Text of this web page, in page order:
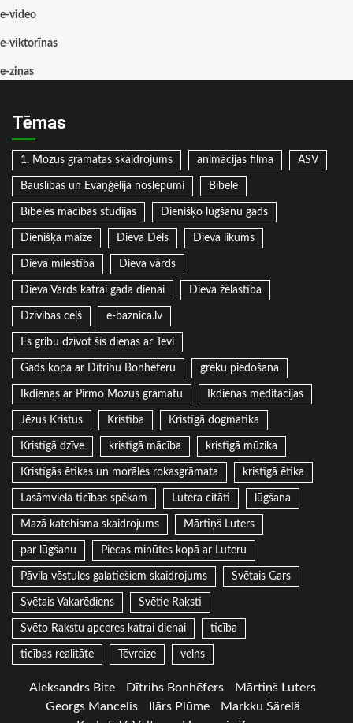
e-video
e-viktorīnas
e-ziņas
Tēmas
1. Mozus grāmatas skaidrojums animācijas filma ASV
Bauslības un Evaņģēlija noslēpumi Bībele
Bībeles mācības studijas Dienišķo lūgšanu gads
Dienišķā maize Dieva Dēls Dieva likums
Dieva mīlestība Dieva vārds
Dieva Vārds katrai gada dienai Dieva žēlastība
Dzīvības ceļš e-baznica.lv
Es gribu dzīvot šīs dienas ar Tevi
Gads kopa ar Dītrihu Bonhēferu grēku piedošana
Ikdienas ar Pirmo Mozus grāmatu Ikdienas meditācijas
Jēzus Kristus Kristība Kristīgā dogmatika
Kristīgā dzīve kristīgā mācība kristīgā mūzika
Kristīgās ētikas un morāles rokasgrāmata kristīgā ētika
Lasāmviela ticības spēkam Lutera citāti lūgšana
Mazā katehisma skaidrojums Mārtiņš Luters
par lūgšanu Piecas minūtes kopā ar Luteru
Pāvila vēstules galatiešiem skaidrojums Svētais Gars
Svētais Vakarēdiens Svētie Raksti
Svēto Rakstu apceres katrai dienai ticība
ticības realitāte Tēvreize velns
Aleksandrs Bite Dītrihs Bonhēfers
Mārtiņš Luters
Georgs Mancelis
Ilārs Plūme
Markku Särelä